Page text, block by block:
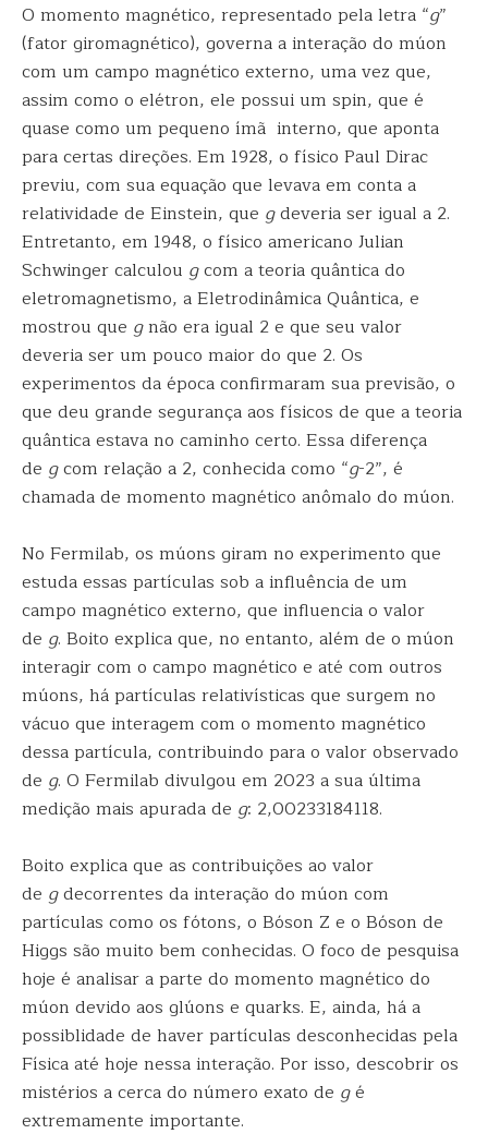
O momento magnético, representado pela letra “g”
(fator giromagnético), governa a interação do múon
com um campo magnético externo, uma vez que,
assim como o elétron, ele possui um spin, que é
quase como um pequeno ímã interno, que aponta
para certas direções. Em 1928, o físico Paul Dirac
previu, com sua equação que levava em conta a
relatividade de Einstein, que gdeveria ser igual a 2.
Entretanto, em 1948, o físico americano Julian
Schwinger calculou gcom a teoria quântica do
eletromagnetismo, a Eletrodinâmica Quântica, e
mostrou que gnão era igual 2 e que seu valor
deveria ser um pouco maior do que 2. Os
experimentos da época confirmaram sua previsão, o
que deu grande segurança aos físicos de que a teoria
quântica estava no caminho certo. Essa diferença
de gcom relação a 2, conhecida como “g-2”, é
chamada de momento magnético anômalo do múon.
No Fermilab, os múons giram no experimento que
estuda essas partículas sob a influência de um
campo magnético externo, que influencia o valor
de g. Boito explica que, no entanto, além de o múon
interagir com o campo magnético e até com outros
múons, há partículas relativísticas que surgem no
vácuo que interagem com o momento magnético
dessa partícula, contribuindo para o valor observado
de g. O Fermilab divulgou em 2023 a sua última
medição mais apurada de g: 2,00233184118.
Boito explica que as contribuições ao valor
de gdecorrentes da interação do múon com
partículas como os fótons, o Bóson Z e o Bóson de
Higgs são muito bem conhecidas. O foco de pesquisa
hoje é analisar a parte do momento magnético do
múon devido aos glúons e quarks. E, ainda, há a
possiblidade de haver partículas desconhecidas pela
Física até hoje nessa interação. Por isso, descobrir os
mistérios a cerca do número exato de gé
extremamente importante.